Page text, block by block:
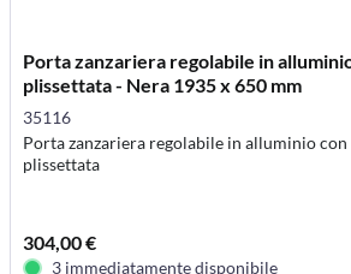
Porta zanzariera regolabile in
plissettata - Nera 1935 x 650 mm
35116
Porta zanzariera regolabile in alluminio
plissettata
304,00 €
3 immediatamente disponibile